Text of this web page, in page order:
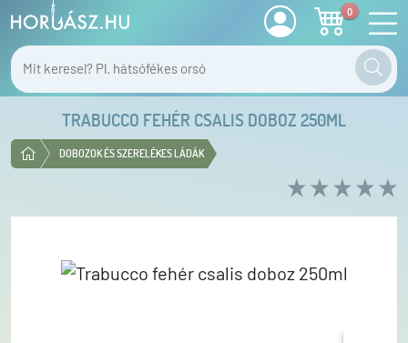
0
TRABUCCO FEHÉR CSALIS DOBOZ 250ML
DOBOZOK ÉS SZERELÉKES LÁDÁK